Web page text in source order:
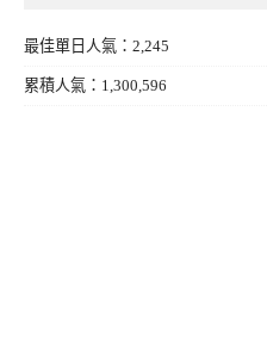
最佳單日人氣：2,245
累積人氣：1,300,596